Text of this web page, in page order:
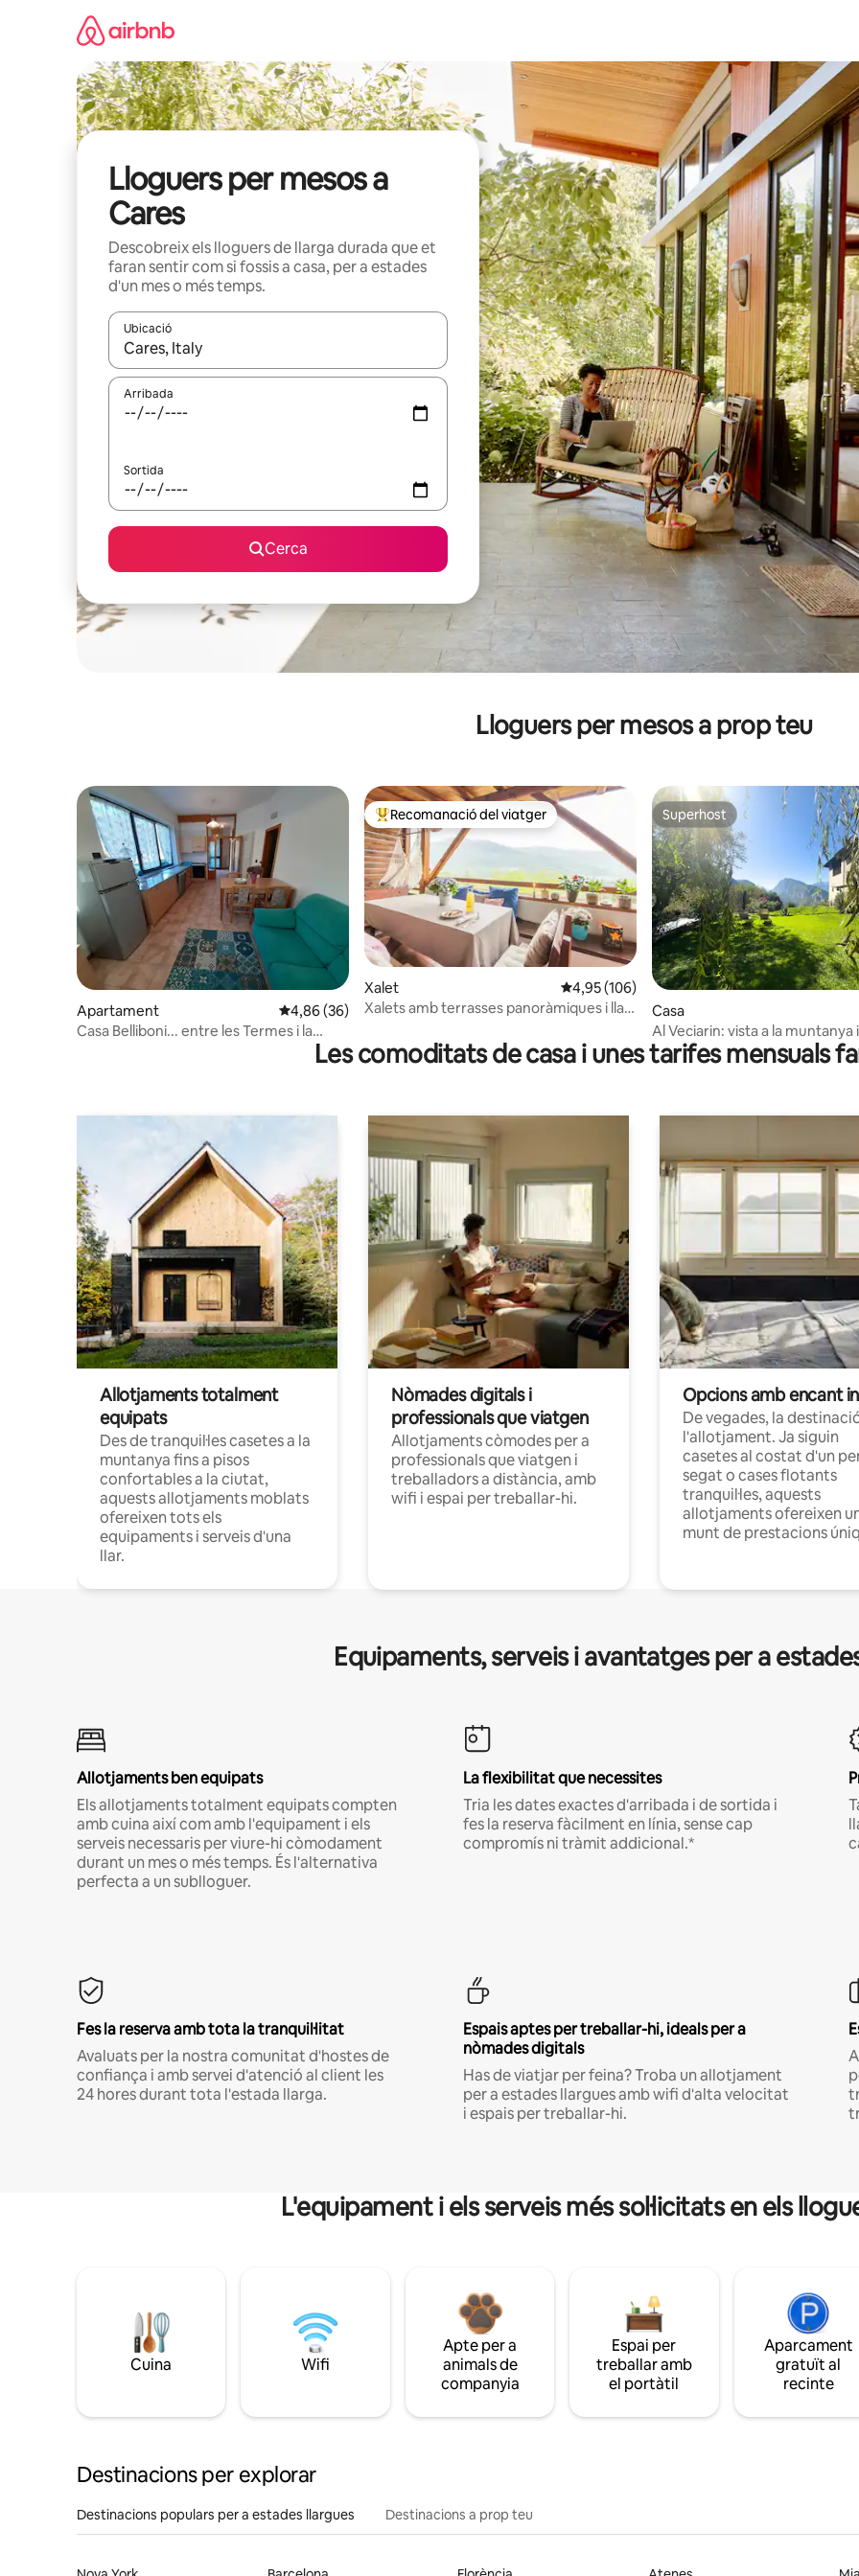
Lloguers per mesos a
Cares
Descobreix els lloguers de llarga durada que et
faran sentir com si fossis a casa, per a estades
d'un mes o més temps.
Ubicació
Quan els resultats estiguin disponibles, podràs navegar-hi a través de les tecles de les fletxes (amunt i avall), o bé fent
Arribada
Sortida
Cerca
Lloguers per mesos a prop teu
Apartament 4,86 de puntuació mitjana d'un total de 5; 36 avaluacions
4,86 (36)
Casa Belliboni... entre les Termes i la
Principals recomanacions dels viatgers
Recomanació del viatger
Xalet 4,95 de puntuació mitjana d'un total de 5; 106
4,95 (106)
Xalets amb terrasses panoràmiques i llar
Superhost
Superhost
Casa
Al Veciarin: vista a la muntanya
Lundo
Les comoditats de casa i unes tarifes mensuals
Allotjaments totalment
equipats
Des de tranquil·les casetes a la
muntanya fins a pisos
confortables a la ciutat,
aquests allotjaments moblats
ofereixen tots els
equipaments i serveis d'una
llar.
Nòmades digitals i
professionals que viatgen
Allotjaments còmodes per a
professionals que viatgen i
treballadors a distància, amb
wifi i espai per treballar-hi.
Opcions amb encant
De vegades, la
l'allotjament. Ja siguin
casetes al costat d'un
segat o cases flotants
tranquil·les, aquests
allotjaments ofereixen
munt de prestacions
Equipaments, serveis i avantatges per a
Allotjaments ben equipats
Els allotjaments totalment equipats compten
amb cuina així com amb l'equipament i els
serveis necessaris per viure-hi còmodament
durant un mes o més temps. És l'alternativa
perfecta a un sublloguer.
La flexibilitat que necessites
Tria les dates exactes d'arribada i de sortida i
fes la reserva fàcilment en línia, sense cap
compromís ni tràmit addicional.*
Fes la reserva amb tota la tranquil·litat
Avaluats per la nostra comunitat d'hostes de
confiança i amb servei d'atenció al client les
24 hores durant tota l'estada llarga.
Espais aptes per treballar-hi, ideals per a
nòmades digitals
Has de viatjar per feina? Troba un allotjament
per a estades llargues amb wifi d'alta velocitat
i espais per treballar-hi.
L'equipament i els serveis més sol·licitats en els
Cuina Wifi
Apte per a
animals de
companyia
Espai per
treballar amb
el portàtil
Aparcament
gratuït al
recinte
Destinacions per explorar
Destinacions populars per a estades llargues Destinacions a prop teu